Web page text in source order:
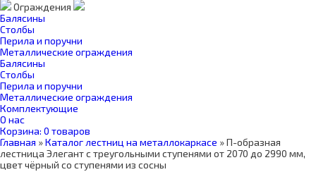
Ограждения
Балясины
Столбы
Перила и поручни
Металлические ограждения
Балясины
Столбы
Перила и поручни
Металлические ограждения
Комплектующие
О нас
Корзина: 0 товаров
Главная »Каталог лестниц на металлокаркасе »П-образная
лестница Элегант с треугольными ступенями от 2070 до 2990 мм,
цвет чёрный со ступенями из сосны